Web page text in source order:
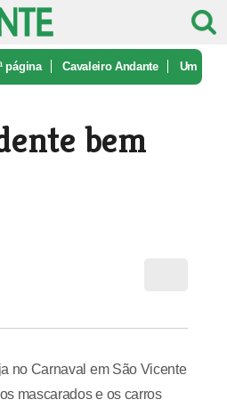
página Cavaleiro Andante Um
bem
no Carnaval em São Vicente
mascarados e os carros